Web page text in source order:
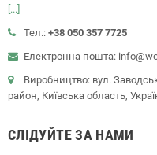
[...]
Тел.: +38 050 357 7725
Електронна пошта:
Виробництво: вул.
район, Київська область,
СЛІДУЙТЕ ЗА НАМИ